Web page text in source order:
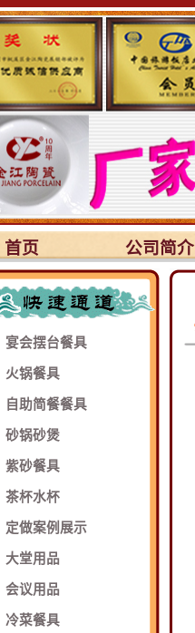
首页 公司简介
宴会摆台餐具
火锅餐具
自助简餐餐具
砂锅砂煲
紫砂餐具
茶杯水杯
定做案例展示
大堂用品
会议用品
冷菜餐具